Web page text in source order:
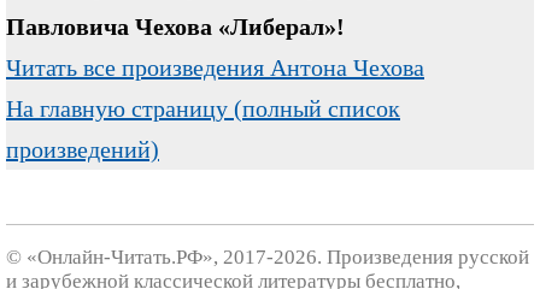
Павловича Чехова «Либерал»!
Читать все произведения Антона Чехова
На главную страницу (полный список
произведений)
© «Онлайн-Читать.РФ», 2017-2026. Произведения русской
и зарубежной классической литературы бесплатно,